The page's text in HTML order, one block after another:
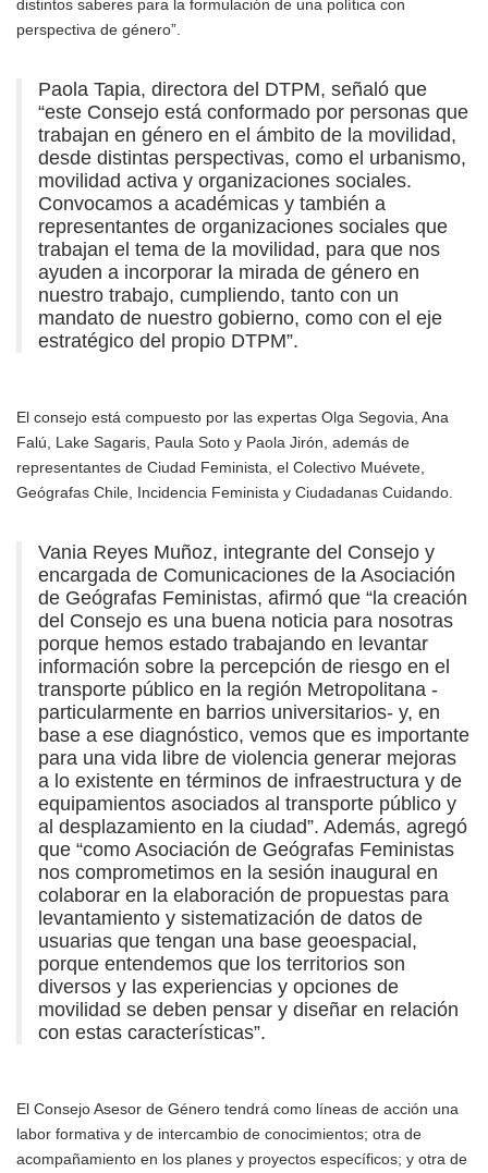
distintos saberes para la formulación de una política con
perspectiva de género”.
Paola Tapia, directora del DTPM, señaló que
“este Consejo está conformado por personas que
trabajan en género en el ámbito de la movilidad,
desde distintas perspectivas, como el urbanismo,
movilidad activa y organizaciones sociales.
Convocamos a académicas y también a
representantes de organizaciones sociales que
trabajan el tema de la movilidad, para que nos
ayuden a incorporar la mirada de género en
nuestro trabajo, cumpliendo, tanto con un
mandato de nuestro gobierno, como con el eje
estratégico del propio DTPM”.
El consejo está compuesto por las expertas Olga Segovia, Ana
Falú, Lake Sagaris, Paula Soto y Paola Jirón, además de
representantes de Ciudad Feminista, el Colectivo Muévete,
Geógrafas Chile, Incidencia Feminista y Ciudadanas Cuidando.
Vania Reyes Muñoz, integrante del Consejo y
encargada de Comunicaciones de la Asociación
de Geógrafas Feministas, afirmó que “la creación
del Consejo es una buena noticia para nosotras
porque hemos estado trabajando en levantar
información sobre la percepción de riesgo en el
transporte público en la región Metropolitana -
particularmente en barrios universitarios- y, en
base a ese diagnóstico, vemos que es importante
para una vida libre de violencia generar mejoras
a lo existente en términos de infraestructura y de
equipamientos asociados al transporte público y
al desplazamiento en la ciudad”. Además, agregó
que “como Asociación de Geógrafas Feministas
nos comprometimos en la sesión inaugural en
colaborar en la elaboración de propuestas para
levantamiento y sistematización de datos de
usuarias que tengan una base geoespacial,
porque entendemos que los territorios son
diversos y las experiencias y opciones de
movilidad se deben pensar y diseñar en relación
con estas características”.
El Consejo Asesor de Género tendrá como líneas de acción una
labor formativa y de intercambio de conocimientos; otra de
acompañamiento en los planes y proyectos específicos; y otra de